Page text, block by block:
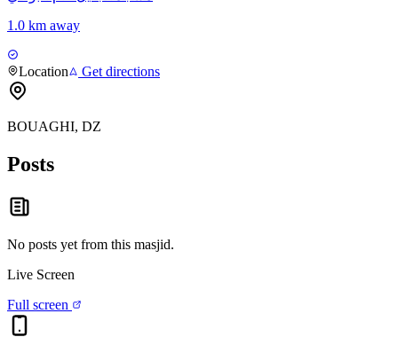
1.0 km away
Location Get directions
BOUAGHI, DZ
Posts
No posts yet from this masjid.
Live Screen
Full screen